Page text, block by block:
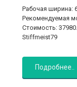
Рабочая ширина:
Рекомендуемая
Стоимость:
Stiffmeist79
Подробнее..